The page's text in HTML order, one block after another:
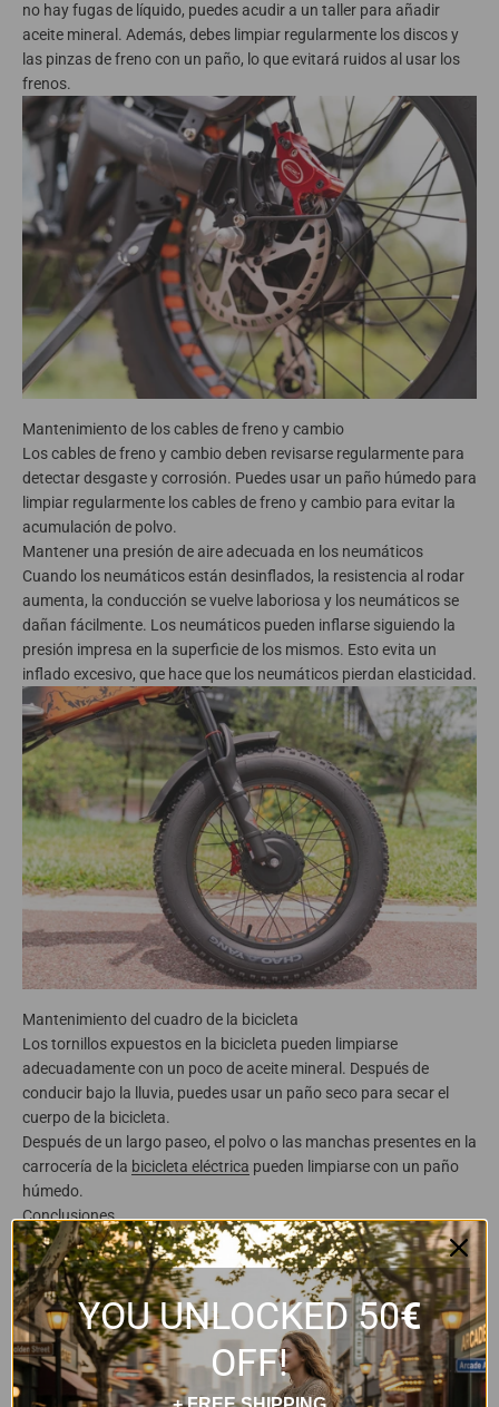
no hay fugas de líquido, puedes acudir a un taller para añadir
aceite mineral. Además, debes limpiar regularmente los discos y
las pinzas de freno con un paño, lo que evitará ruidos al usar los
frenos.
Mantenimiento de los cables de freno y cambio
Los cables de freno y cambio deben revisarse regularmente para
detectar desgaste y corrosión. Puedes usar un paño húmedo para
limpiar regularmente los cables de freno y cambio para evitar la
acumulación de polvo.
Mantener una presión de aire adecuada en los neumáticos
Cuando los neumáticos están desinflados, la resistencia al rodar
aumenta, la conducción se vuelve laboriosa y los neumáticos se
dañan fácilmente. Los neumáticos pueden inflarse siguiendo la
presión impresa en la superficie de los mismos. Esto evita un
inflado excesivo, que hace que los neumáticos pierdan elasticidad.
Mantenimiento del cuadro de la bicicleta
Los tornillos expuestos en la bicicleta pueden limpiarse
adecuadamente con un poco de aceite mineral. Después de
conducir bajo la lluvia, puedes usar un paño seco para secar el
cuerpo de la bicicleta.
Después de un largo paseo, el polvo o las manchas presentes en la
carrocería de la bicicleta eléctrica pueden limpiarse con un paño
húmedo.
Conclusiones
Dominar estos consejos básicos para el mantenimiento de las e-
bikes puede realmente prolongar la vida de tu bicicleta. Ahora
puedes comenzar la aventura con Lankeleisi. No olvides seguir a
Lankeleisi, te proporcionaremos regularmente la información más
reciente relacionada con las e-bikes.
YOU UNLOCKED 50€
OFF!